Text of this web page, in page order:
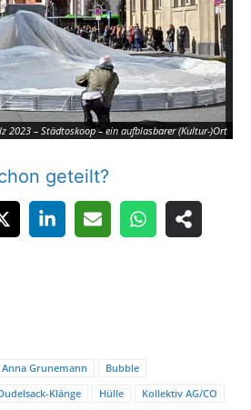
2023 – Städtoskoop – ein aufblasbarer (Kultur-)Ort
geteilt?
Anna Grunemann
Bubble
Klänge Hülle
Kollektiv AG/CO